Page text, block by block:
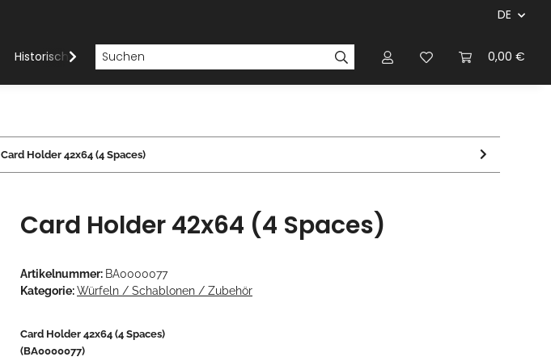
DE
0,00 €
Historische Systeme Regelbücher Magazinen &
Card Holder 42x64 (4 Spaces)
Card Holder 42x64 (4 Spaces)
Artikelnummer: BA0000077
Kategorie:Würfeln / Schablonen / Zubehör
Card Holder 42x64 (4 Spaces)
(BA0000077)